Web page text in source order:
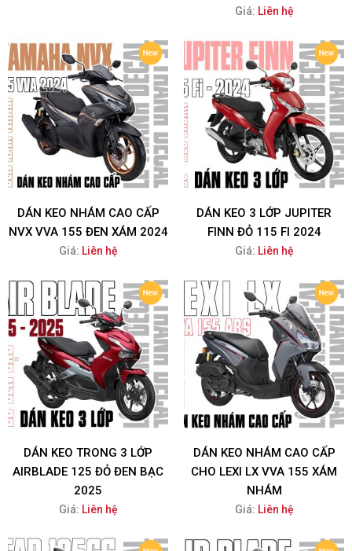
Giá: Liên hệ
DÁN KEO NHÁM CAO CẤP
NVX VVA 155 ĐEN XÁM 2024
Giá: Liên hệ
DÁN KEO 3 LỚP JUPITER
FINN ĐỎ 115 FI 2024
Giá: Liên hệ
DÁN KEO TRONG 3 LỚP
AIRBLADE 125 ĐỎ ĐEN BẠC
2025
Giá: Liên hệ
DÁN KEO NHÁM CAO CẤP
CHO LEXI LX VVA 155 XÁM
NHÁM
Giá: Liên hệ